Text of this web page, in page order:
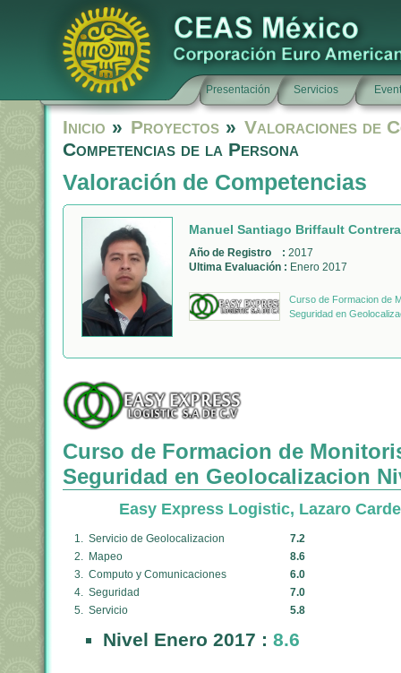
Presentación Servicios
Inicio » Proyectos » Valoraciones de
Competencias de la Persona
Valoración de Competencias
Manuel Santiago Briffault
Año de Registro : 2017
Ultima Evaluación : Enero 2017
Curso de Formacion de
Seguridad en
Curso de Formacion de
Seguridad en Geolocalizacion
Easy Express Logistic, Lazaro
1. Servicio de Geolocalizacion
7.2
2. Mapeo
8.6
3. Computo y Comunicaciones
6.0
4. Seguridad
7.0
5. Servicio
5.8
Nivel Enero 2017 : 8.6